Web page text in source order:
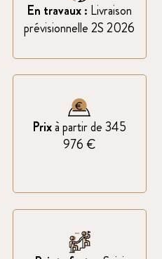
En travaux : Livraison
prévisionnelle 2S 2026
Prixà partir de 345
976 €